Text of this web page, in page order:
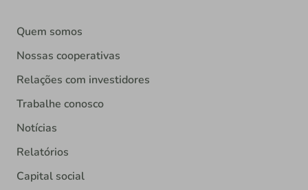
Quem somos
Nossas cooperativas
Relações com investidores
Trabalhe conosco
Notícias
Relatórios
Capital social